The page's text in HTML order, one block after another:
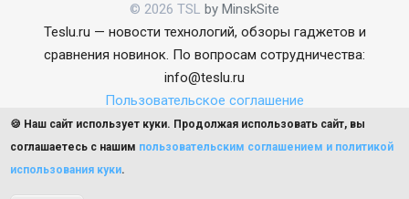
© 2026 TSL by MinskSite
Teslu.ru — новости технологий, обзоры гаджетов и
сравнения новинок. По вопросам сотрудничества:
info@teslu.ru
Пользовательское соглашение
🍪 Наш сайт использует куки. Продолжая использовать сайт, вы
соглашаетесь с нашим пользовательским соглашением и политикой
использования куки.